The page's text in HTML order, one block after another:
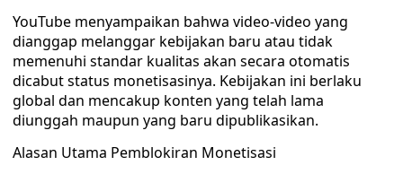
YouTube menyampaikan bahwa video-video yang
dianggap melanggar kebijakan baru atau tidak
memenuhi standar kualitas akan secara otomatis
dicabut status monetisasinya. Kebijakan ini berlaku
global dan mencakup konten yang telah lama
diunggah maupun yang baru dipublikasikan.
Alasan Utama Pemblokiran Monetisasi